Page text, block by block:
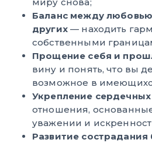
Баланс между
других— находить
собственными
Прощение себя и
вину и понять, что вы
возможное в
Укрепление
отношения,
уважении и
Развитие